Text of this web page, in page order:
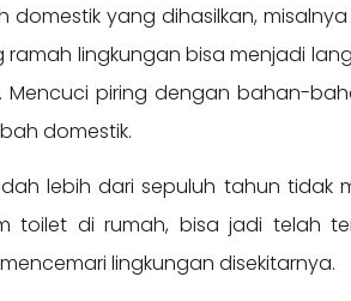
yang dihasilkan,
lingkungan bisa menjadi
piring dengan bahan-
domestik.
lebih dari sepuluh tahun tidak
toilet di rumah, bisa jadi telah
lingkungan disekitarnya.